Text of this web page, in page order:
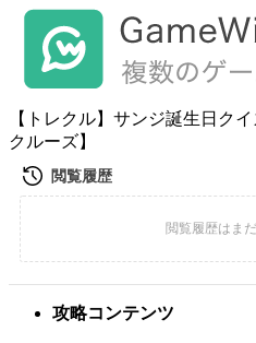
【トレクル】サンジ誕生日ク
クルーズ】
攻略コンテンツ